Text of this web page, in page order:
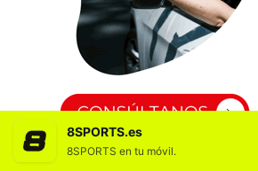
8SPORTS.es
8SPORTS en tu móvil.